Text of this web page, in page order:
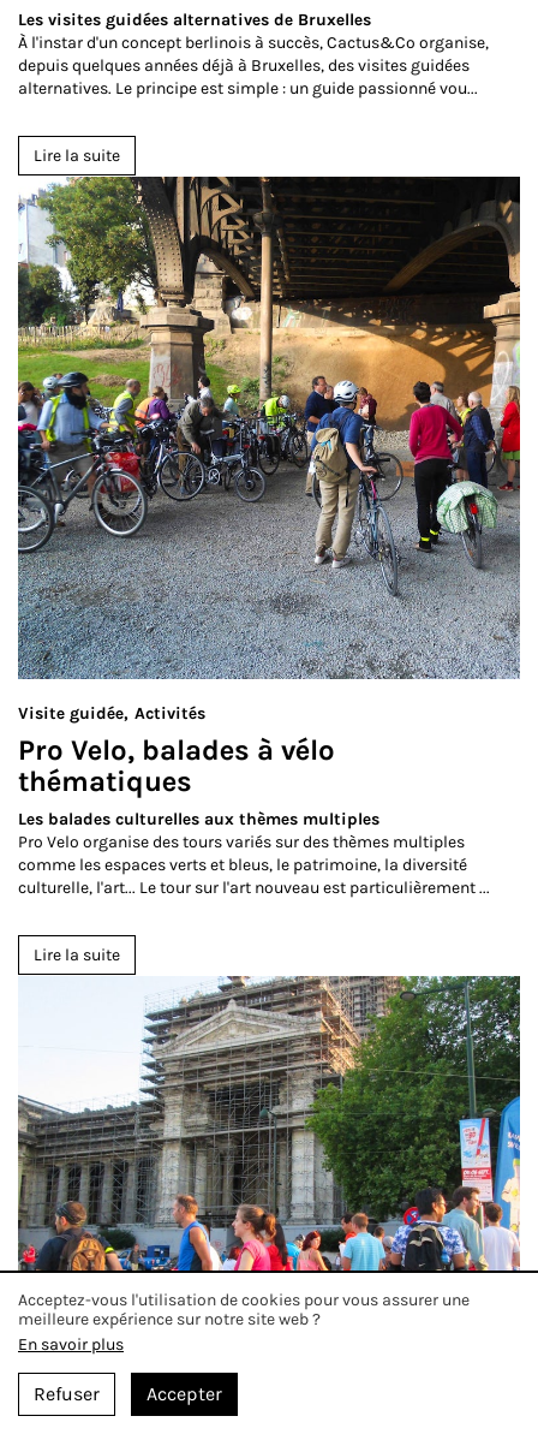
Acceptez-vous l'utilisation de cookies pour vous assurer une
meilleure expérience sur notre site web ?
En savoir plus
Refuser Accepter
Les visites guidées alternatives de Bruxelles
À l'instar d'un concept berlinois à succès, Cactus&Co organise,
depuis quelques années déjà à Bruxelles, des visites guidées
alternatives. Le principe est simple : un guide passionné vou...
Lire la suite
Visite guidée Activités
Pro Velo, balades à vélo
thématiques
Les balades culturelles aux thèmes multiples
Pro Velo organise des tours variés sur des thèmes multiples
comme les espaces verts et bleus, le patrimoine, la diversité
culturelle, l'art... Le tour sur l'art nouveau est particulièrement ...
Lire la suite